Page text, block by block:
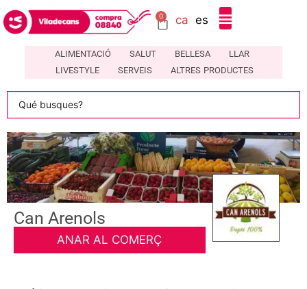
0 ca es
ALIMENTACIÓ SALUT BELLESA
LLAR
LIVESTYLE
SERVEIS ALTRES PRODUCTES
Can Arenols
ANAR AL COMERÇ